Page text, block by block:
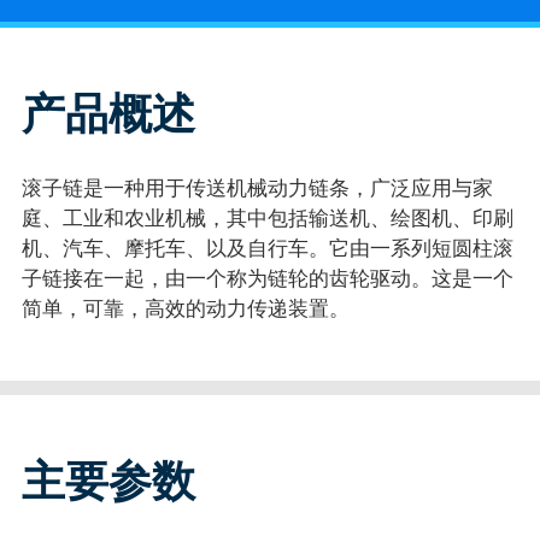
产品概述
滚子链是一种用于传送机械动力链条，广泛应用与家
庭、工业和农业机械，其中包括输送机、绘图机、印刷
机、汽车、摩托车、以及自行车。它由一系列短圆柱滚
子链接在一起，由一个称为链轮的齿轮驱动。这是一个
简单，可靠，高效的动力传递装置。
主要参数